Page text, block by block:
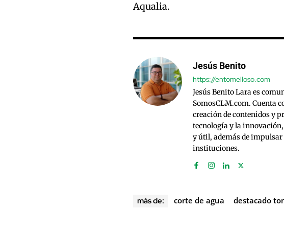
Aqualia.
Jesús Benito
https://entomelloso.com
Jesús Benito Lara es
SomosCLM.com. Cuenta
creación de contenidos y
tecnología y la
y útil, además de
instituciones.
más de: corte de agua destacado